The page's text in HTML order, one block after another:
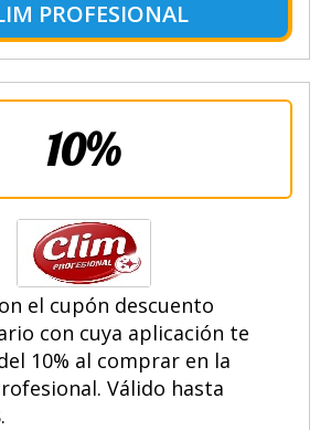
PROFESIONAL
10%
el cupón descuento
con cuya aplicación te
10% al comprar en la
Válido hasta